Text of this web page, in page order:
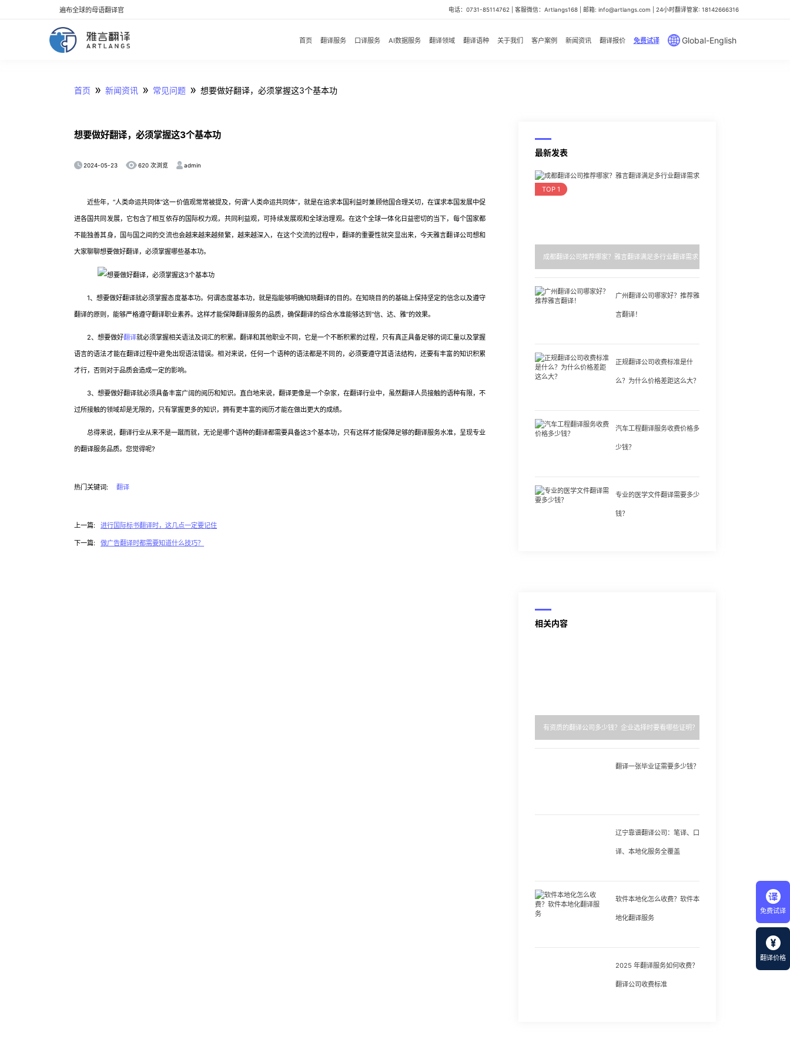
免费试译
翻译价格
遍布全球的母语翻译官 电话：0731-85114762 | 客服微信：Artlangs168 | 邮箱: info@artlangs.com | 24小时翻译管家: 18142666316
首页 翻译服务 口译服务 AI数据服务 翻译领域 翻译语种 关于我们 客户案例 新闻资讯 翻译报价 免费试译 Global-English
首页 » 新闻资讯 » 常见问题 » 想要做好翻译，必须掌握这3个基本功
想要做好翻译，必须掌握这3个基本功
2024-05-23 620 次浏览 admin
近些年，“人类命运共同体”这一价值观常常被提及，何谓“人类命运共同体”，就是在追求本国利益时兼顾他国合理关切，在谋求本国发展中促
进各国共同发展，它包含了相互依存的国际权力观，共同利益观，可持续发展观和全球治理观。在这个全球一体化日益密切的当下，每个国家都
不能独善其身，国与国之间的交流也会越来越来越频繁，越来越深入，在这个交流的过程中，翻译的重要性就突显出来，今天雅言翻译公司想和
大家聊聊想要做好翻译，必须掌握哪些基本功。
1、想要做好翻译就必须掌握态度基本功。何谓态度基本功，就是指能够明确知晓翻译的目的。在知晓目的的基础上保持坚定的信念以及遵守
翻译的原则，能够严格遵守翻译职业素养。这样才能保障翻译服务的品质，确保翻译的综合水准能够达到“信、达、雅”的效果。
2、想要做好翻译就必须掌握相关语法及词汇的积累。翻译和其他职业不同，它是一个不断积累的过程，只有真正具备足够的词汇量以及掌握
语言的语法才能在翻译过程中避免出现语法错误。相对来说，任何一个语种的语法都是不同的，必须要遵守其语法结构，还要有丰富的知识积累
才行，否则对于品质会造成一定的影响。
3、想要做好翻译就必须具备丰富广阔的阅历和知识。直白地来说，翻译更像是一个杂家，在翻译行业中，虽然翻译人员接触的语种有限，不
过所接触的领域却是无限的，只有掌握更多的知识，拥有更丰富的阅历才能在做出更大的成绩。
总得来说，翻译行业从来不是一蹴而就，无论是哪个语种的翻译都需要具备这3个基本功，只有这样才能保障足够的翻译服务水准，呈现专业
的翻译服务品质。您觉得呢?
热门关键词: 翻译
上一篇: 进行国际标书翻译时，这几点一定要记住
下一篇: 做广告翻译时都需要知道什么技巧？
最新发表
TOP 1
成都翻译公司推荐哪家？雅言翻译满足多行业翻译需求
广州翻译公司哪家好？推荐雅
言翻译！
正规翻译公司收费标准是什
么？为什么价格差距这么大？
汽车工程翻译服务收费价格多
少钱？
专业的医学文件翻译需要多少
钱？
相关内容
有资质的翻译公司多少钱？企业选择时要看哪些证明？
翻译一张毕业证需要多少钱？
辽宁靠谱翻译公司：笔译、口
译、本地化服务全覆盖
软件本地化怎么收费？软件本
地化翻译服务
2025 年翻译服务如何收费？
翻译公司收费标准